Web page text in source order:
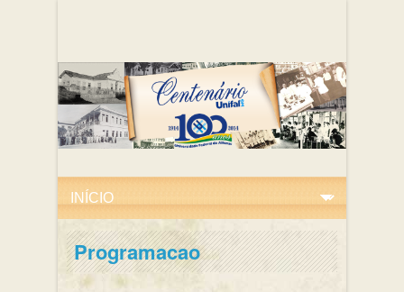
Programacao